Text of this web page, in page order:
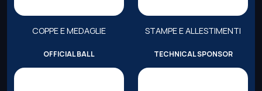
COPPE E MEDAGLIE STAMPE E ALLESTIMENTI
OFFICIAL BALL TECHNICAL SPONSOR